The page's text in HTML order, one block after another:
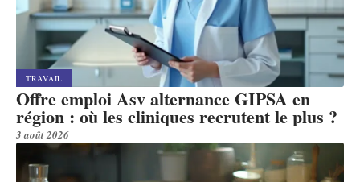
TRAVAIL
Offre emploi Asv alternance GIPSA en
région : où les cliniques recrutent le plus ?
3 août 2026